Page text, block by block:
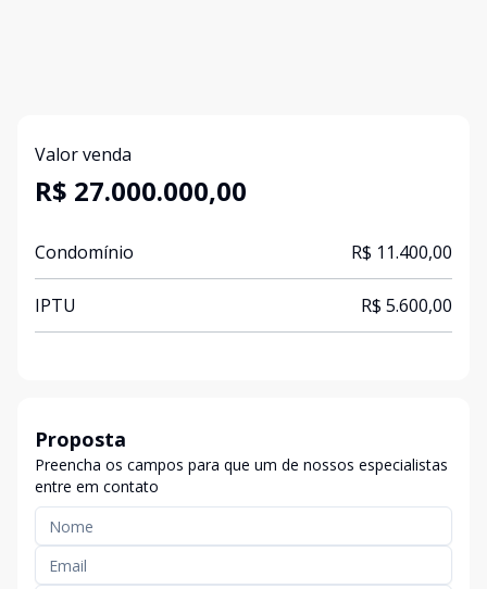
Valor venda
R$ 27.000.000,00
Condomínio R$ 11.400,00
IPTU R$ 5.600,00
Proposta
Preencha os campos para que um de nossos especialistas
entre em contato